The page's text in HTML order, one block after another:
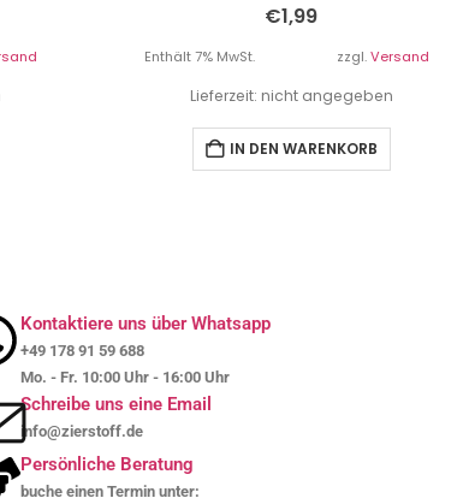
€1,99
Enthält 7% MwSt. zzgl.Versand
Lieferzeit: nicht angegeben
IN DEN WARENKORB
Kontaktiere uns über Whatsapp
+49 178 91 59 688
Mo. - Fr. 10:00 Uhr - 16:00 Uhr
Schreibe uns eine Email
info@zierstoff.de
Persönliche Beratung
buche einen Termin unter: